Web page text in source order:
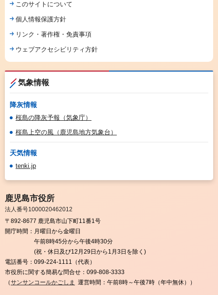
このサイトについて
個人情報保護方針
リンク・著作権・免責事項
ウェブアクセシビリティ方針
気象情報
降灰情報
桜島の降灰予報（気象庁）
桜島上空の風（鹿児島地方気象台）
天気情報
tenki.jp
鹿児島市役所
法人番号1000020462012
〒892-8677 鹿児島市山下町11番1号
開庁時間： 月曜日から金曜日
午前8時45分から午後4時30分
(祝・休日及び12月29日から1月3日を除く)
電話番号： 099-224-1111（代表）
市役所に関する簡易な問合せ： 099-808-3333
（サンサンコールかごしま 運営時間：午前8時～午後7時（年中無休））